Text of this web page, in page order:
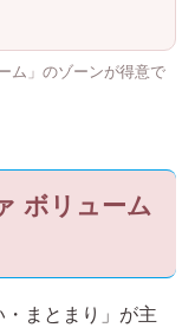
ム」のゾーンが得意で
ボリューム
まとまり」が主